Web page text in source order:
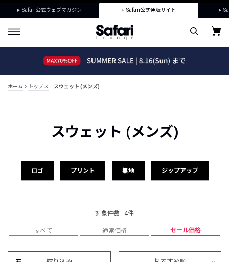
Safari公式ウェブマガジン Safari公式通販サイト
ホーム トップス スウェット (メンズ)
スウェット (メンズ)
ロゴ プリント 無地 ジップアップ
対象件数 : 4件
すべて 通常価格 セール価格